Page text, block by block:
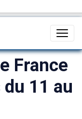
France
11 au